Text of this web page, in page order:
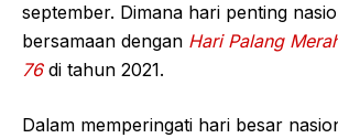
september. Dimana hari penting
bersamaan dengan Hari Palang
76di tahun 2021.
Dalam memperingati hari besar